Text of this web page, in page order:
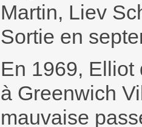
Martin, Liev
Sortie en
En 1969, Elliot
à Greenwich
mauvaise